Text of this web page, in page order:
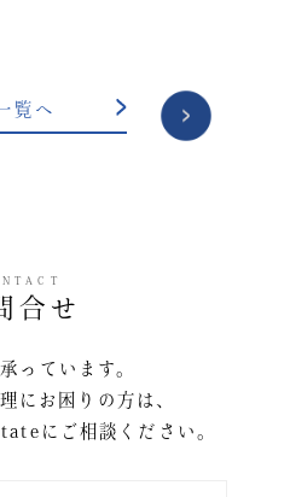
覧へ
合せ
っています。
にお困りの方は、
にご相談ください。